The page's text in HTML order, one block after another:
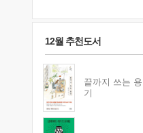
12월 추천도서
끝까지 쓰는 용
기